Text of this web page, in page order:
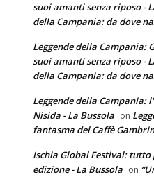
suoi amanti senza riposo -
della Campania: da dove
Leggende della Campania:
suoi amanti senza riposo -
della Campania: da dove
Leggende della Campania:
Nisida - La Bussola on
fantasma del Caffè
Ischia Global Festival: tutto
edizione - La Bussola on